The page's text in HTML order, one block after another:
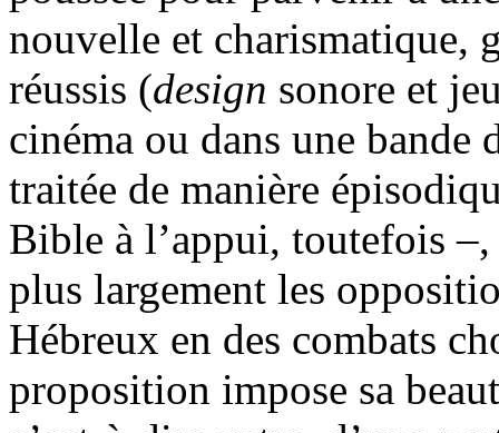
nouvelle et charismatique,
réussis (design sonore et
cinéma ou dans une bande
traitée de manière
Bible à l’appui, toutefois
plus largement les
Hébreux en des combats
proposition impose sa